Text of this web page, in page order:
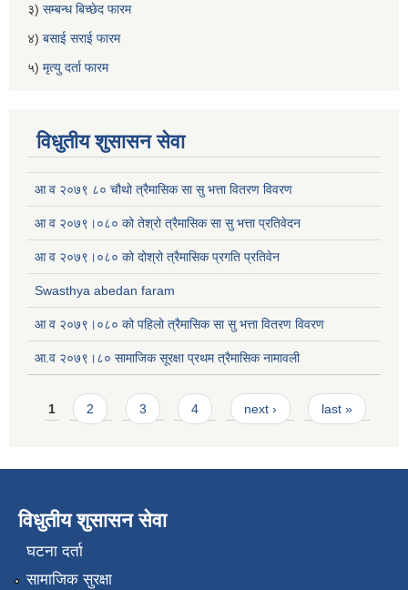
३) सम्बन्ध बिच्छेद फारम
४) बसाई सराई फारम
५) मृत्यु दर्ता फारम
विधुतीय शुसासन सेवा
आ व २०७९ ८० चौथो त्रैमासिक सा सु भत्ता वितरण विवरण
आ व २०७९।०८० को तेश्रो त्रैमासिक सा सु भत्ता प्रतिवेदन
आ व २०७९।०८० को दोश्रो त्रैमासिक प्रगति प्रतिवेन
Swasthya abedan faram
आ व २०७९।०८० को पहिलो त्रैमासिक सा सु भत्ता वितरण विवरण
आ.व २०७९।८० सामाजिक सूरक्षा प्रथम त्रैमासिक नामावली
Pages
1 2 3 4 next › last »
विधुतीय शुसासन सेवा
घटना दर्ता
सामाजिक सुरक्षा